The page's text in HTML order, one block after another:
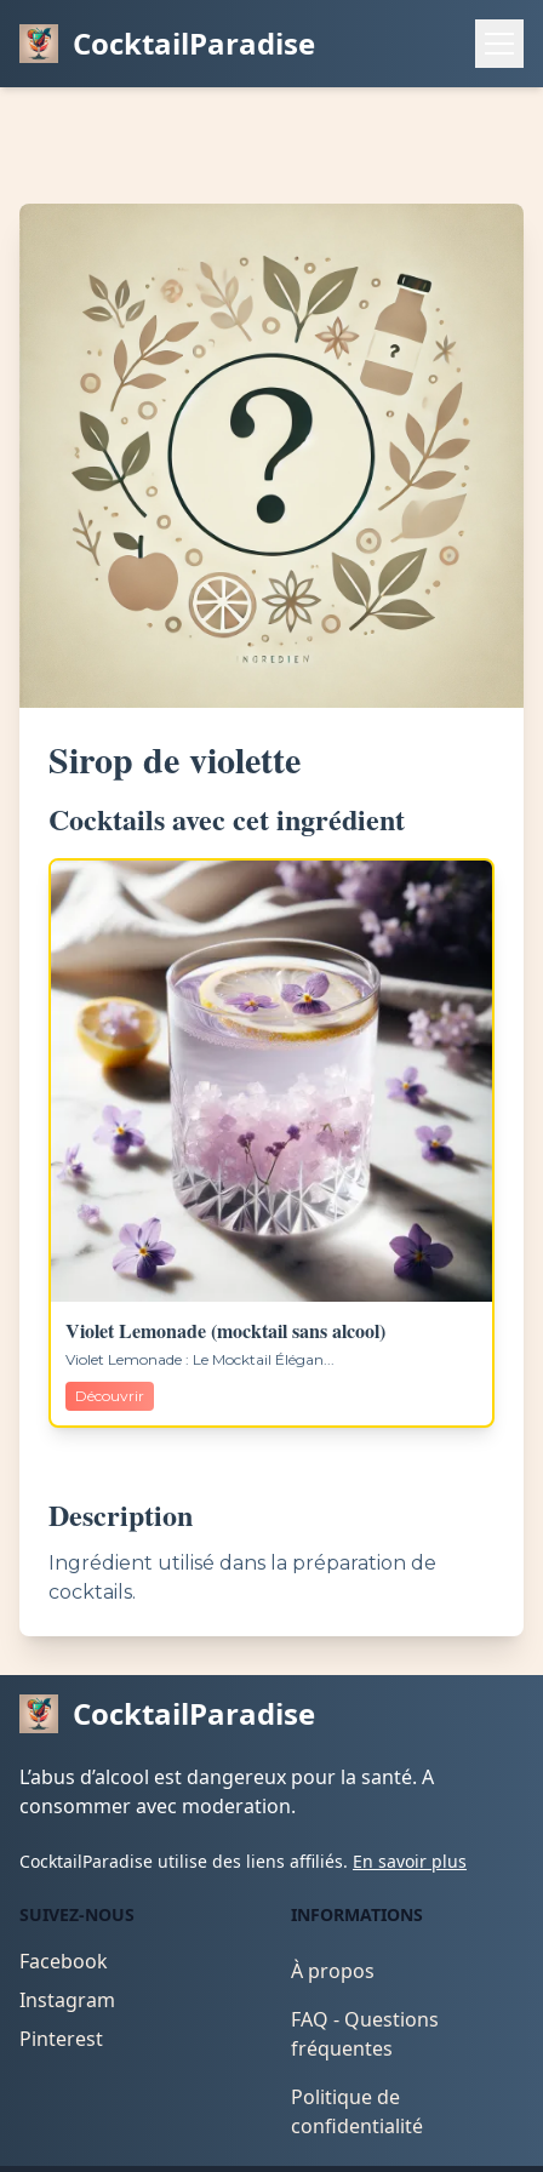
CocktailParadise
Sirop de violette
Cocktails avec cet ingrédient
Violet Lemonade (mocktail sans alcool)
Violet Lemonade : Le Mocktail Élégan...
Découvrir
Description
Ingrédient utilisé dans la préparation de
cocktails.
CocktailParadise
L’abus d’alcool est dangereux pour la santé. A
consommer avec moderation.
CocktailParadise utilise des liens affiliés. En savoir plus
SUIVEZ-NOUS
Facebook
Instagram
Pinterest
INFORMATIONS
À propos
FAQ - Questions
fréquentes
Politique de
confidentialité